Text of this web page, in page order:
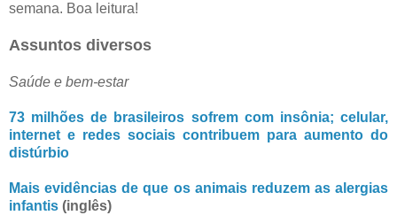
semana. Boa leitura!
Assuntos diversos
Saúde e bem-estar
73 milhões de brasileiros sofrem com insônia; celular,
internet e redes sociais contribuem para aumento do
distúrbio
Mais evidências de que os animais reduzem as alergias
infantis (inglês)